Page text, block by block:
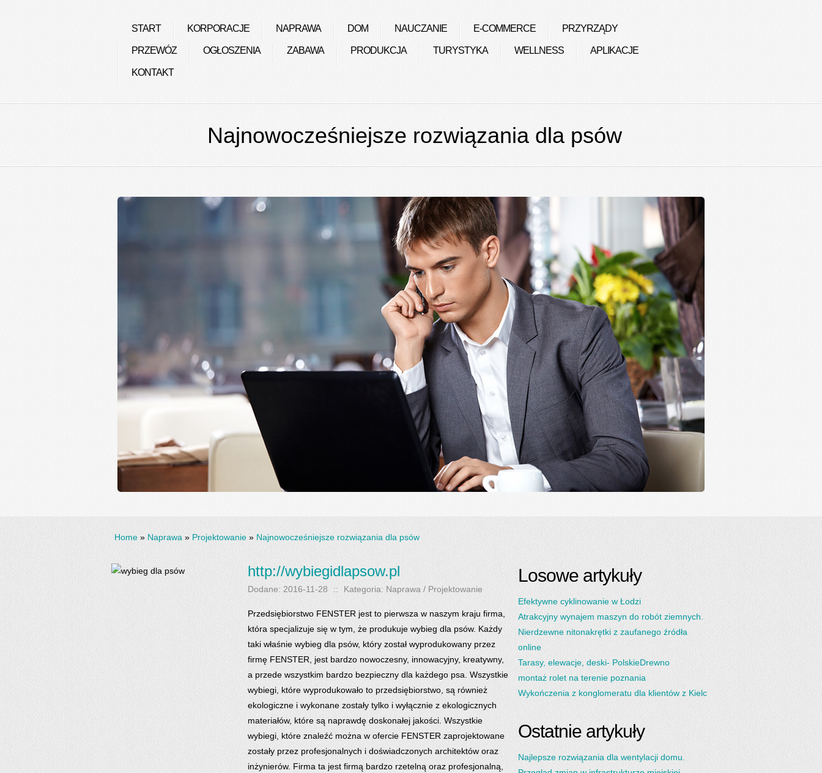
START KORPORACJE NAPRAWA DOM NAUCZANIE E-COMMERCE PRZYRZĄDY
PRZEWÓZ OGŁOSZENIA ZABAWA PRODUKCJA TURYSTYKA WELLNESS APLIKACJE
KONTAKT
Najnowocześniejsze rozwiązania dla psów
Home » Naprawa » Projektowanie » Najnowocześniejsze rozwiązania dla psów
http://wybiegidlapsow.pl
Dodane: 2016-11-28 :: Kategoria: Naprawa / Projektowanie
Przedsiębiorstwo FENSTER jest to pierwsza w naszym kraju firma,
która specjalizuje się w tym, że produkuje wybieg dla psów. Każdy
taki właśnie wybieg dla psów, który został wyprodukowany przez
firmę FENSTER, jest bardzo nowoczesny, innowacyjny, kreatywny,
a przede wszystkim bardzo bezpieczny dla każdego psa. Wszystkie
wybiegi, które wyprodukowało to przedsiębiorstwo, są również
ekologiczne i wykonane zostały tylko i wyłącznie z ekologicznych
materiałów, które są naprawdę doskonałej jakości. Wszystkie
wybiegi, które znaleźć można w ofercie FENSTER zaprojektowane
zostały przez profesjonalnych i doświadczonych architektów oraz
inżynierów. Firma ta jest firmą bardzo rzetelną oraz profesjonalną,
Losowe artykuły
Efektywne cyklinowanie w Łodzi
Atrakcyjny wynajem maszyn do robót ziemnych.
Nierdzewne nitonakrętki z zaufanego źródła
online
Tarasy, elewacje, deski- PolskieDrewno
montaż rolet na terenie poznania
Wykończenia z konglomeratu dla klientów z Kielc
Ostatnie artykuły
Najlepsze rozwiązania dla wentylacji domu.